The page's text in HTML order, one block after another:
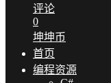
评论
0
坤坤币
首页
编程资源